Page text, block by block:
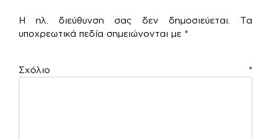
Η ηλ. διεύθυνση σας δεν δημοσιεύεται.
Τα
υποχρεωτικά πεδία σημειώνονται με *
Σχόλιο *